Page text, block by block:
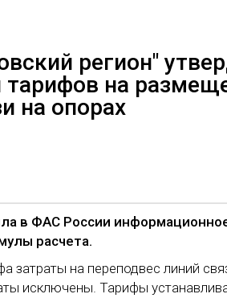
регион"
на
на опорах
в ФАС России
расчета.
затраты на переподвес линий
исключены. Тарифы